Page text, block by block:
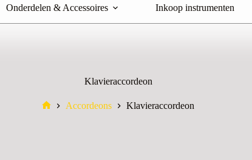
Onderdelen & Accessoires Inkoop instrumenten
Klavieraccordeon
Accordeons Klavieraccordeon